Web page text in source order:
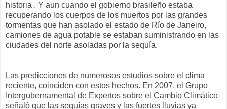
historia . Y aun cuando el gobierno brasileño estaba
recuperando los cuerpos de los muertos por las grandes
tormentas que han asolado el estado de Río de Janeiro,
camiones de agua potable se estaban suministrando en las
ciudades del norte asoladas por la sequía.
Las predicciones de numerosos estudios sobre el clima
reciente, coinciden con estos hechos. En 2007, el Grupo
Intergubernamental de Expertos sobre el Cambio Climático
señaló que las sequías graves y las fuertes lluvias ya